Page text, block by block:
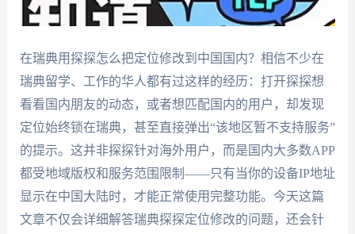
在瑞典用探探怎么把定位修改到中国国内？相信不少在
瑞典留学、工作的华人都有过这样的经历：打开探探想
看看国内朋友的动态，或者想匹配国内的用户，却发现
定位始终锁在瑞典，甚至直接弹出“该地区暂不支持服务”
的提示。这并非探探针对海外用户，而是国内大多数APP
都受地域版权和服务范围限制——只有当你的设备IP地址
显示在中国大陆时，才能正常使用完整功能。今天这篇
文章不仅会详细解答瑞典探探定位修改的问题，还会针